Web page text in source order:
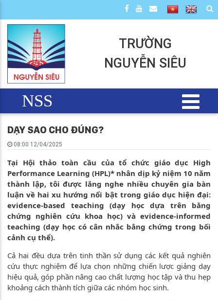
TRƯỜNG
NGUYỄN SIÊU
NSS
DẠY SAO CHO ĐÚNG?
08:00 12/04/2025
Tại Hội thảo toàn cầu của tổ chức giáo dục High
Performance Learning (HPL)* nhân dịp kỷ niệm 10 năm
thành lập, tôi được lắng nghe nhiều chuyên gia bàn
luận về hai xu hướng nổi bật trong giáo dục hiện đại:
evidence-based teaching (dạy học dựa trên bằng
chứng nghiên cứu khoa học) và evidence-informed
teaching (dạy học có cân nhắc bằng chứng trong bối
cảnh cụ thể).
Cả hai đều dựa trên tinh thần sử dụng các kết quả nghiên
cứu thực nghiệm để lựa chọn những chiến lược giảng dạy
hiệu quả, góp phần nâng cao chất lượng học tập và thu hẹp
khoảng cách thành tích giữa các nhóm học sinh.